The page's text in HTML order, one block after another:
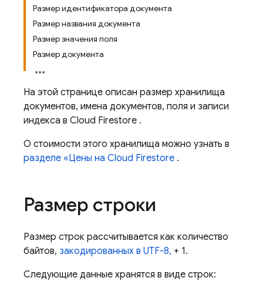
Размер идентификатора документа
Размер названия документа
Размер значения поля
Размер документа
На этой странице описан размер хранилища
документов, имена документов, поля и записи
индекса в Cloud Firestore .
О стоимости этого хранилища можно узнать в
разделе «Цены на Cloud Firestore .
Размер строки
Размер строк рассчитывается как количество
байтов, закодированных в UTF-8, + 1.
Следующие данные хранятся в виде строк: